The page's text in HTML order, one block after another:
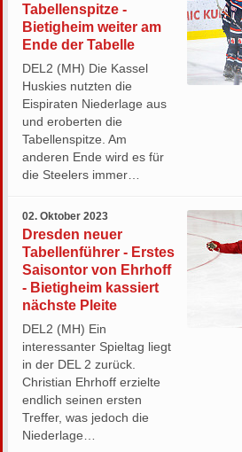
Tabellenspitze -
Bietigheim weiter am
Ende der Tabelle
DEL2 (MH) Die Kassel
Huskies nutzten die
Eispiraten Niederlage aus
und eroberten die
Tabellenspitze. Am
anderen Ende wird es für
die Steelers immer…
02. Oktober 2023
Dresden neuer
Tabellenführer - Erstes
Saisontor von Ehrhoff
- Bietigheim kassiert
nächste Pleite
DEL2 (MH) Ein
interessanter Spieltag liegt
in der DEL 2 zurück.
Christian Ehrhoff erzielte
endlich seinen ersten
Treffer, was jedoch die
Niederlage…